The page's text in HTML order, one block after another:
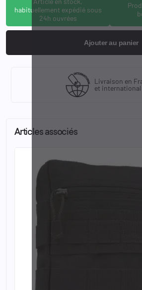
habituellement expédié sous
24h ouvrées
Ajouter au panier
Livraison en
et international
Articles associés